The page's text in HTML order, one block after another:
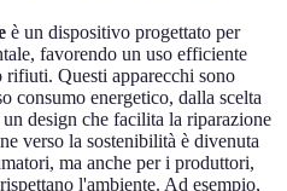
è un dispositivo progettato per
favorendo un uso efficiente
rifiuti. Questi apparecchi sono
consumo energetico, dalla scelta
design che facilita la riparazione
verso la sostenibilità è divenuta
ma anche per i produttori,
l'ambiente. Ad esempio,